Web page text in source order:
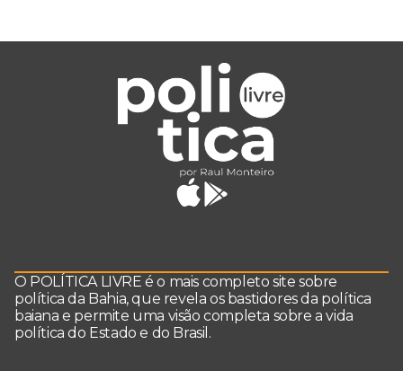
O POLÍTICA LIVRE é o mais completo site sobre
política da Bahia, que revela os bastidores da política
baiana e permite uma visão completa sobre a vida
política do Estado e do Brasil.